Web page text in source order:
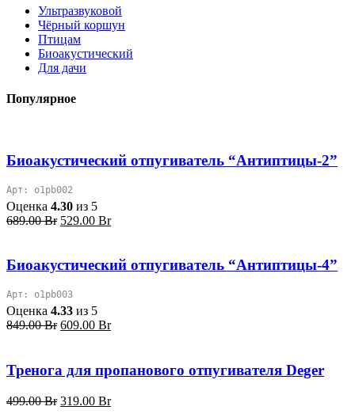
Ультразвуковой
Чёрный коршун
Птицам
Биоакустический
Для дачи
Популярное
Биоакустический отпугиватель “Антиптицы-2”
Арт: o1pb002
Оценка 4.30 из 5
689.00Br Первоначальная
689.00 Br.
529.00 BrТекущая
Биоакустический отпугиватель “Антиптицы-4”
Арт: o1pb003
Оценка 4.33 из 5
849.00Br Первоначальная
849.00 Br.
609.00 BrТекущая
Тренога для пропанового отпугивателя Deger
499.00Br Первоначальная
319.00 BrТекущая